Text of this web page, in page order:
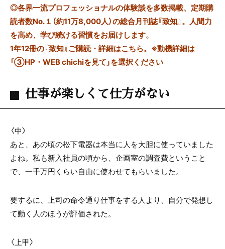
◎各界一流プロフェッショナルの体験談を多数掲載、定期購
読者数No.１（約11万8,000人）の総合月刊誌『致知』。人間力
を高め、学び続ける習慣をお届けします。
1年12冊の『致知』ご購読・詳細はこちら。 ※動機詳細は
「③HP・WEB chichiを見て」を選択ください
仕事が楽しくて仕方がない
〈中〉
あと、あの頃の松下電器は本当に人を大胆に使っていました
よね。私も新入社員の頃から、企画室の調査費ということ
で、一千万円くらい自由に使わせてもらいました。
要するに、上司の命令通り仕事をする人より、自分で発想し
て動く人のほうが評価された。
〈上甲〉